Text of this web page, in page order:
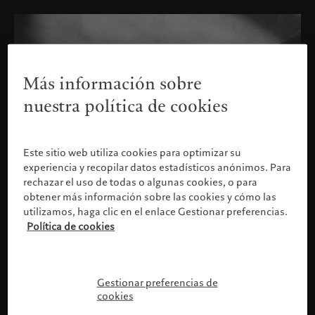
Más información sobre
nuestra política de cookies
Este sitio web utiliza cookies para optimizar su
experiencia y recopilar datos estadísticos anónimos. Para
rechazar el uso de todas o algunas cookies, o para
obtener más información sobre las cookies y cómo las
utilizamos, haga clic en el enlace Gestionar preferencias.
Política de cookies
Gestionar preferencias de
cookies